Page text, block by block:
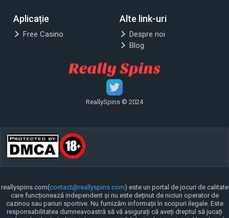
Aplicație
Free Casino
Alte link-uri
Despre noi
Blog
ReallySpins © 2024
reallyspins.com(contact@reallyspins.com) este un portal de jocuri de calitate
care funcționează independent și nu este deținut de niciun operator de
cazinou sau pariuri sportive. Nu furnizăm informații în scopuri ilegale. Este
responsabilitatea dumneavoastră să vă asigurați că aveți dreptul să jucați